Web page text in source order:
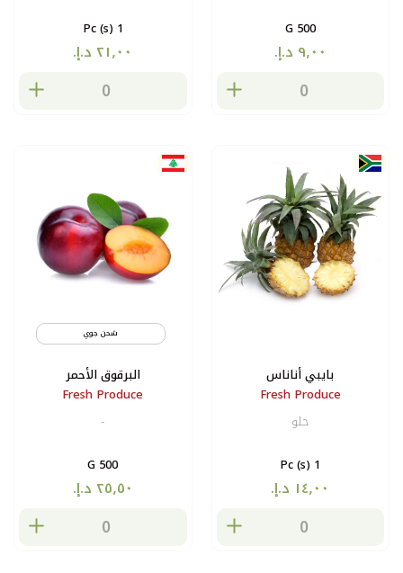
500 G
1 Pc (s)
بايبي أناناس
Fresh Produce
حلو
1 Pc (s)
شحن جوي
البرقوق الأحمر
Fresh Produce
-
500 G